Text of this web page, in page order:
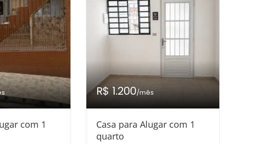
com 1
R$ 1.200/mês
Casa para Alugar com 1
quarto